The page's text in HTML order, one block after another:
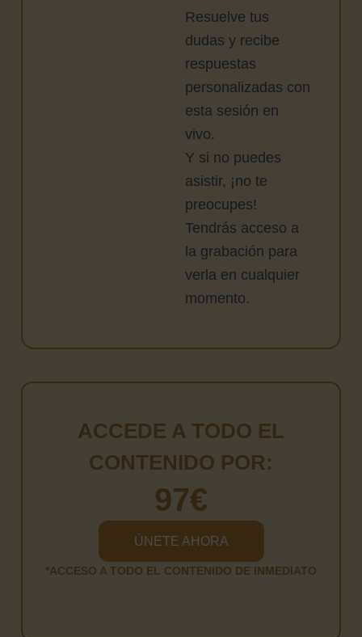
Resuelve tus
dudas y recibe
respuestas
personalizadas con
esta sesión en
vivo.
Y si no puedes
asistir, ¡no te
preocupes!
Tendrás acceso a
la grabación para
verla en cualquier
momento.
ACCEDE A TODO EL
CONTENIDO POR:
97€
ÚNETE AHORA
*ACCESO A TODO EL CONTENIDO DE INMEDIATO